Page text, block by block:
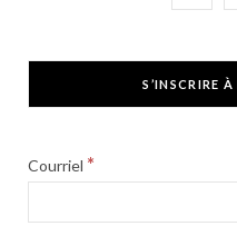
e
S’INSCRIRE
Courriel *